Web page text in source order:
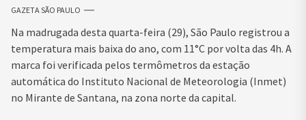
GAZETA SÃO PAULO
Na madrugada desta quarta-feira (29), São Paulo registrou a
temperatura mais baixa do ano, com 11°C por volta das 4h. A
marca foi verificada pelos termômetros da estação
automática do Instituto Nacional de Meteorologia (Inmet)
no Mirante de Santana, na zona norte da capital.